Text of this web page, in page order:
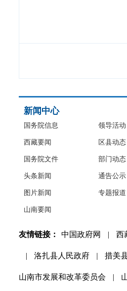
新闻中心
国务院信息
西藏要闻
国务院文件
头条新闻
图片新闻
山南要闻
领导活动
区县动态
部门动态
通告公示
专题报道
友情链接： 中国政府网 | 西
| 洛扎县人民政府 | 措美
山南市发展和改革委员会 |